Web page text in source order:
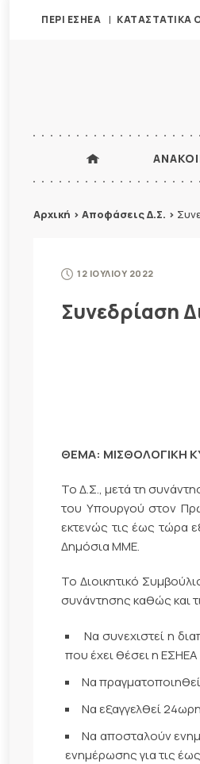
ΠΕΡΙ ΕΣΗΕΑ ΚΑΤΑΣΤΑΤΙΚΑ
Αρχική > Αποφάσεις Δ.Σ. >
12 ΙΟΥΛΙΟΥ 2022
Συνεδρίαση
ΘΕΜΑ: ΜΙΣΘΟΛΟΓΙΚΗ
Το Δ.Σ., μετά τη
του Υπουργού στον
εκτενώς τις έως τώρα
Δημόσια ΜΜΕ.
Το Διοικητικό
συνάντησης καθώς και
Να συνεχιστεί η
που έχει θέσει η
Να
Να εξαγγελθεί
Να αποσταλούν
ενημέρωσης για τις